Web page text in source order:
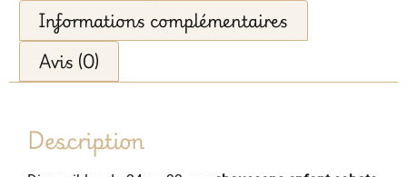
Informations complémentaires
Avis (0)
Description